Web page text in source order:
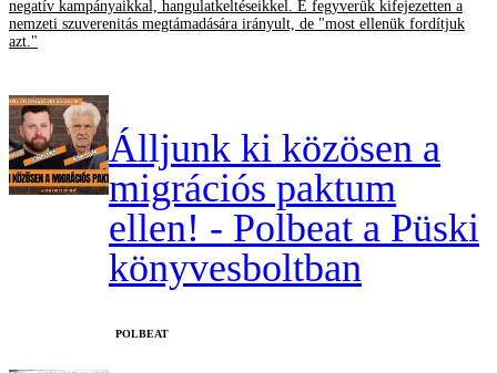
negatív kampányaikkal, hangulatkeltéseikkel. E fegyverük kifejezetten a
nemzeti szuverenitás megtámadására irányult, de "most ellenük fordítjuk
azt."
Álljunk ki közösen a
migrációs paktum
ellen! - Polbeat a Püski
könyvesboltban
‎POLBEAT